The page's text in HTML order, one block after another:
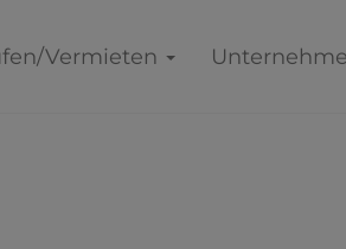
Vermieten